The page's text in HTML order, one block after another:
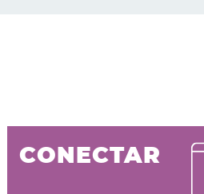
CONECTAR